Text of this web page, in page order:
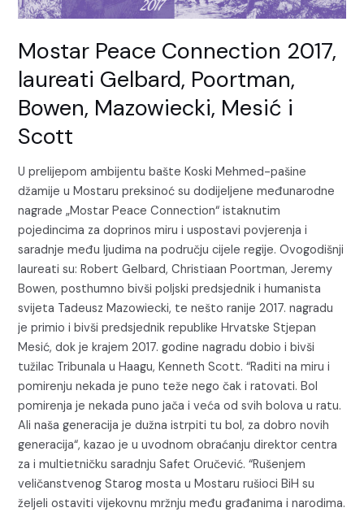
Mostar Peace Connection 2017,
laureati Gelbard, Poortman,
Bowen, Mazowiecki, Mesić i
Scott
U prelijepom ambijentu bašte Koski Mehmed-pašine
džamije u Mostaru preksinoć su dodijeljene međunarodne
nagrade „Mostar Peace Connection“ istaknutim
pojedincima za doprinos miru i uspostavi povjerenja i
saradnje među ljudima na području cijele regije. Ovogodišnji
laureati su: Robert Gelbard, Christiaan Poortman, Jeremy
Bowen, posthumno bivši poljski predsjednik i humanista
svijeta Tadeusz Mazowiecki, te nešto ranije 2017. nagradu
je primio i bivši predsjednik republike Hrvatske Stjepan
Mesić, dok je krajem 2017. godine nagradu dobio i bivši
tužilac Tribunala u Haagu, Kenneth Scott. “Raditi na miru i
pomirenju nekada je puno teže nego čak i ratovati. Bol
pomirenja je nekada puno jača i veća od svih bolova u ratu.
Ali naša generacija je dužna istrpiti tu bol, za dobro novih
generacija“, kazao je u uvodnom obraćanju direktor centra
za i multietničku saradnju Safet Oručević. “Rušenjem
veličanstvenog Starog mosta u Mostaru rušioci BiH su
željeli ostaviti vijekovnu mržnju među građanima i narodima.
Gelbard,
Bowen,
Mazowiecki,
Mesić
Scott